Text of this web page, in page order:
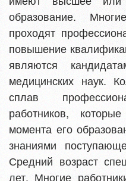
образование.
проходят
повышение
являются
медицинских наук.
сплав
работников,
момента его
знаниями
Средний возраст
лет. Многие